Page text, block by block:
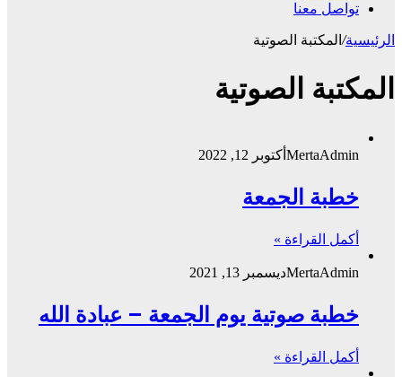
تواصل معنا
الرئيسية/ المكتبة الصوتية
المكتبة الصوتية
MertaAdmin أكتوبر 12, 2022
خطبة الجمعة
أكمل القراءة »
MertaAdminديسمبر 13, 2021
خطبة صوتية يوم الجمعة – عبادة الله
أكمل القراءة »